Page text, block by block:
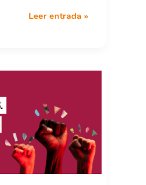
MANIFIESTO
DE
OCTUBRE
DE
2024
Leer entrada »